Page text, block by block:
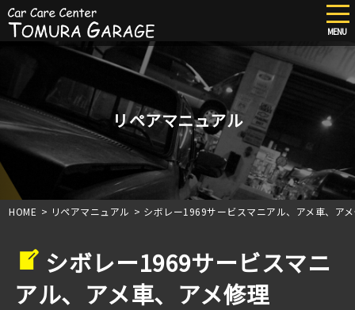
content
MENU
リペアマニュアル
HOME > リペアマニュアル > シボレー1969サービスマニアル、アメ車、ア
シボレー1969サービスマニ
アル、アメ車、アメ修理